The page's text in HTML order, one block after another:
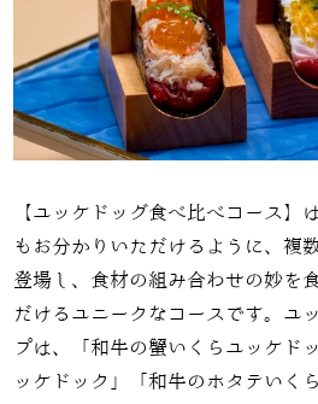
【ユッケドッグ食べ比べコース】
もお分かりいただけるように、複
登場し、食材の組み合わせの妙を
だけるユニークなコースです。ユ
プは、「和牛の蟹いくらユッケド
ッケドック」「和牛のホタテいく